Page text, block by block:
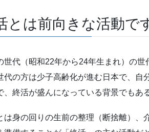
とは前向きな活動で
世代（昭和22年から24年生まれ）の
代の方は少子高齢化が進む日本で、
、終活が盛んになっている背景でもあ
は身の回りの生前の整理（断捨離）、